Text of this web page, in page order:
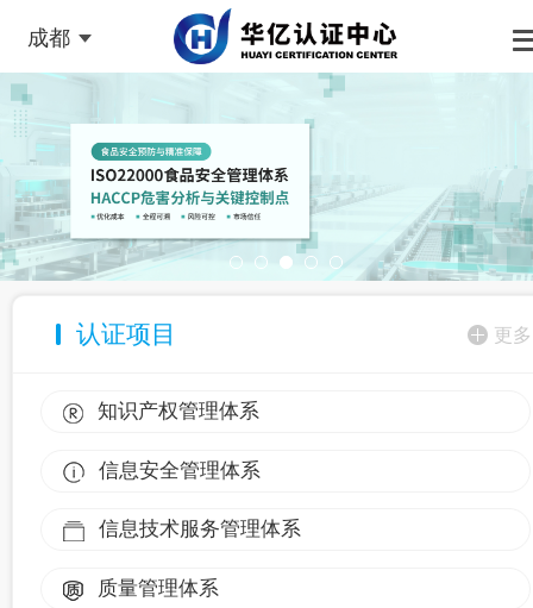
成都
认证项目 更多
知识产权管理体系
信息安全管理体系
信息技术服务管理体系
质量管理体系